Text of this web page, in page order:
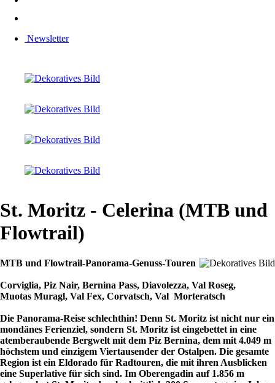
Newsletter
St. Moritz - Celerina (MTB und
Flowtrail)
MTB und Flowtrail-Panorama-Genuss-Touren
Corviglia, Piz Nair, Bernina Pass, Diavolezza, Val Roseg,
Muotas Muragl, Val Fex, Corvatsch, Val Morteratsch
Die Panorama-Reise schlechthin! Denn St. Moritz ist nicht nur ein
mondänes Ferienziel, sondern St. Moritz ist eingebettet in eine
atemberaubende Bergwelt mit dem Piz Bernina, dem mit 4.049 m
höchstem und einzigem Viertausender der Ostalpen. Die gesamte
Region ist ein Eldorado für Radtouren, die mit ihren Ausblicken
eine Superlative für sich sind. Im Oberengadin auf 1.856 m